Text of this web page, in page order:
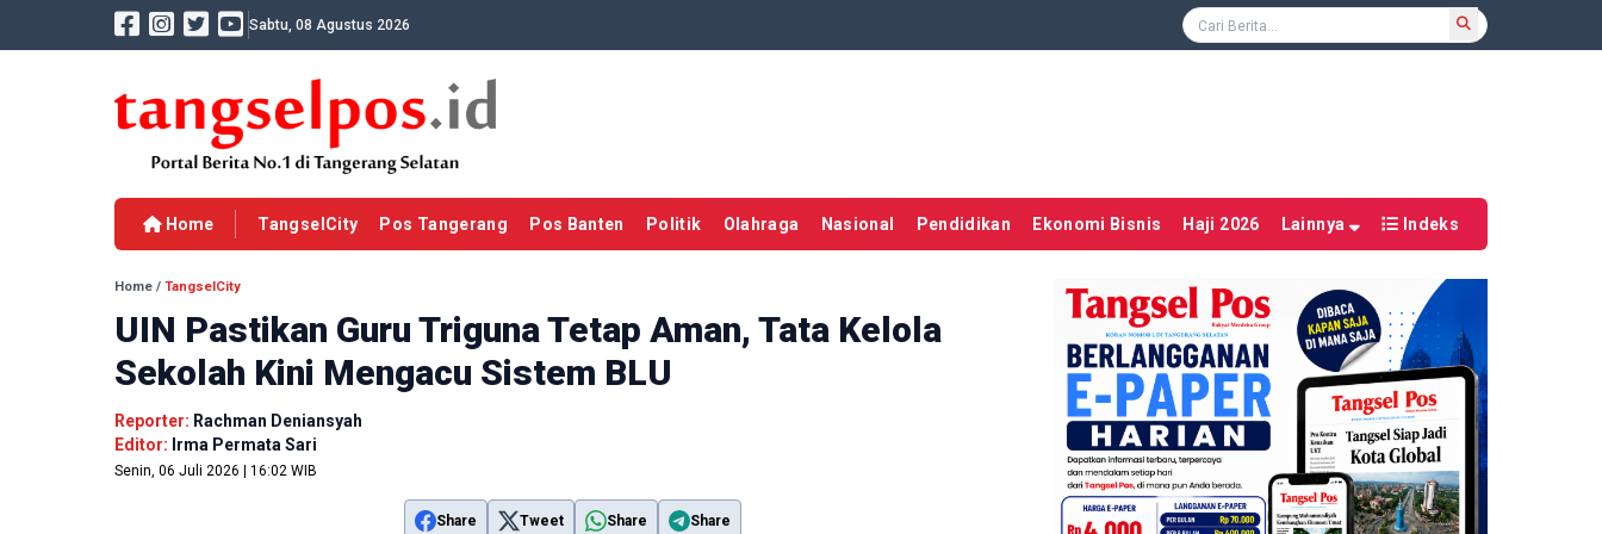
Sabtu, 08 Agustus 2026
Home TangselCity Pos Tangerang Pos Banten Politik Olahraga Nasional Pendidikan Ekonomi Bisnis Haji 2026 Lainnya Indeks
Home / TangselCity
UIN Pastikan Guru Triguna Tetap Aman, Tata Kelola
Sekolah Kini Mengacu Sistem BLU
Reporter: Rachman Deniansyah
Editor: Irma Permata Sari
Senin, 06 Juli 2026 | 16:02 WIB
Share Tweet Share Share